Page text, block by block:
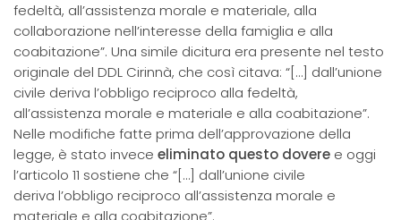
fedeltà, all’assistenza morale e materiale, alla
collaborazione nell’interesse della famiglia e alla
coabitazione”. Una simile dicitura era presente nel testo
originale del DDL Cirinnà, che così citava: “[…] dall’unione
civile deriva l’obbligo reciproco alla fedeltà,
all’assistenza morale e materiale e alla coabitazione”.
Nelle modifiche fatte prima dell’approvazione della
legge, è stato invece eliminato questo dovere e oggi
l’articolo 11 sostiene che “[…] dall’unione civile
deriva l’obbligo reciproco all’assistenza morale e
materiale e alla coabitazione”.